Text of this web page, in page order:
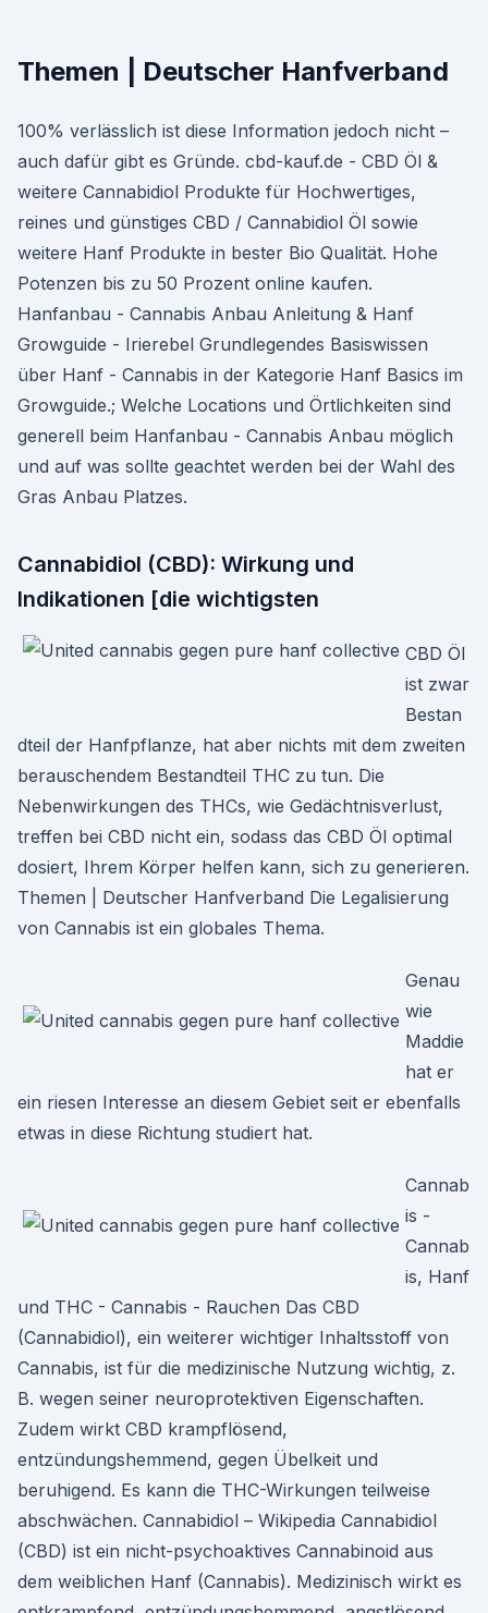
Themen | Deutscher Hanfverband
100% verlässlich ist diese Information jedoch nicht –
auch dafür gibt es Gründe. cbd-kauf.de - CBD Öl &
weitere Cannabidiol Produkte für Hochwertiges,
reines und günstiges CBD / Cannabidiol Öl sowie
weitere Hanf Produkte in bester Bio Qualität. Hohe
Potenzen bis zu 50 Prozent online kaufen.
Hanfanbau - Cannabis Anbau Anleitung & Hanf
Growguide - Irierebel Grundlegendes Basiswissen
über Hanf - Cannabis in der Kategorie Hanf Basics im
Growguide.; Welche Locations und Örtlichkeiten sind
generell beim Hanfanbau - Cannabis Anbau möglich
und auf was sollte geachtet werden bei der Wahl des
Gras Anbau Platzes.
Cannabidiol (CBD): Wirkung und
Indikationen [die wichtigsten
CBD Öl
ist zwar
Bestan
dteil der Hanfpflanze, hat aber nichts mit dem zweiten
berauschendem Bestandteil THC zu tun. Die
Nebenwirkungen des THCs, wie Gedächtnisverlust,
treffen bei CBD nicht ein, sodass das CBD Öl optimal
dosiert, Ihrem Körper helfen kann, sich zu generieren.
Themen | Deutscher Hanfverband Die Legalisierung
von Cannabis ist ein globales Thema.
Genau
wie
Maddie
hat er
ein riesen Interesse an diesem Gebiet seit er ebenfalls
etwas in diese Richtung studiert hat.
Cannab
is -
Cannab
is, Hanf
und THC - Cannabis - Rauchen Das CBD
(Cannabidiol), ein weiterer wichtiger Inhaltsstoff von
Cannabis, ist für die medizinische Nutzung wichtig, z.
B. wegen seiner neuroprotektiven Eigenschaften.
Zudem wirkt CBD krampflösend,
entzündungshemmend, gegen Übelkeit und
beruhigend. Es kann die THC-Wirkungen teilweise
abschwächen. Cannabidiol – Wikipedia Cannabidiol
(CBD) ist ein nicht-psychoaktives Cannabinoid aus
dem weiblichen Hanf (Cannabis). Medizinisch wirkt es